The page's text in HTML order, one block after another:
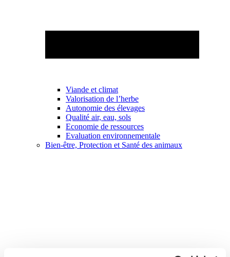
Viande et climat
Valorisation de l’herbe
Autonomie des élevages
Qualité air, eau, sols
Economie de ressources
Evaluation environnementale
Bien-être, Protection et Santé des animaux